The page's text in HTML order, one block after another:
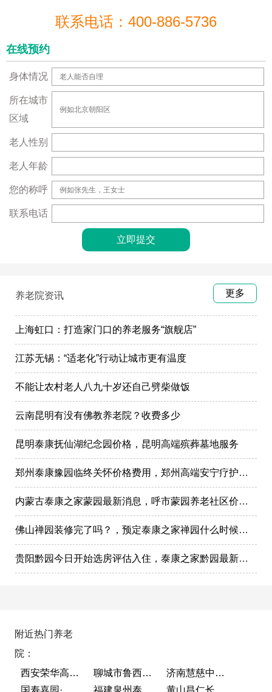
联系电话：400-886-5736
在线预约
身体情况
所在城市
区域
老人性别
老人年龄
您的称呼
联系电话
养老院资讯 更多
上海虹口：打造家门口的养老服务“旗舰店”
江苏无锡：“适老化”行动让城市更有温度
不能让农村老人八九十岁还自己劈柴做饭
云南昆明有没有佛教养老院？收费多少
昆明泰康抚仙湖纪念园价格，昆明高端殡葬墓地服务
郑州泰康豫园临终关怀价格费用，郑州高端安宁疗护在哪里
内蒙古泰康之家蒙园最新消息，呼市蒙园养老社区价格表
佛山禅园装修完了吗？，预定泰康之家禅园什么时候选房入住?
贵阳黔园今日开始选房评估入住，泰康之家黔园最新动态
附近热门养老
院：
西安荣华高新悦家养老服务有限公司
聊城市鲁西老年护养院
济南慧慈中医康养中心